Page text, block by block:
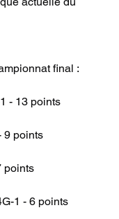
final :
- 13 points
9 points
points
1 - 6 points